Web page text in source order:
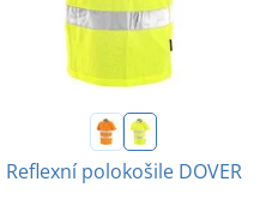
Reflexní polokošile DOVER